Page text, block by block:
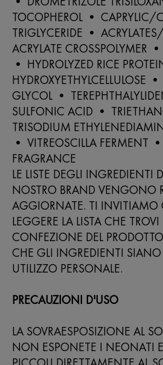
TOCOPHEROL • CAPRYLIC/
TRIGLYCERIDE •
ACRYLATE CROSSPOLYMER
• HYDROLYZED RICE
HYDROXYETHYLCELLULOSE
GLYCOL •
SULFONIC ACID •
TRISODIUM
• VITREOSCILLA FERMENT
FRAGRANCE
LE LISTE DEGLI INGREDIENTI
NOSTRO BRAND VENGONO
AGGIORNATE. TI
LEGGERE LA LISTA CHE TROVI
CONFEZIONE DEL
CHE GLI INGREDIENTI
UTILIZZO PERSONALE.
PRECAUZIONI D'USO
LA SOVRAESPOSIZIONE AL
NON ESPONETE I NEONATI